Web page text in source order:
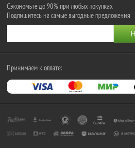
Сэкономьте до 90% при любых покупках
Подпишитесь на самые выгодные предложения
Принимаем к оплате: